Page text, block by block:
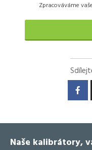
Zpracováváme
Naše kalibrátory,